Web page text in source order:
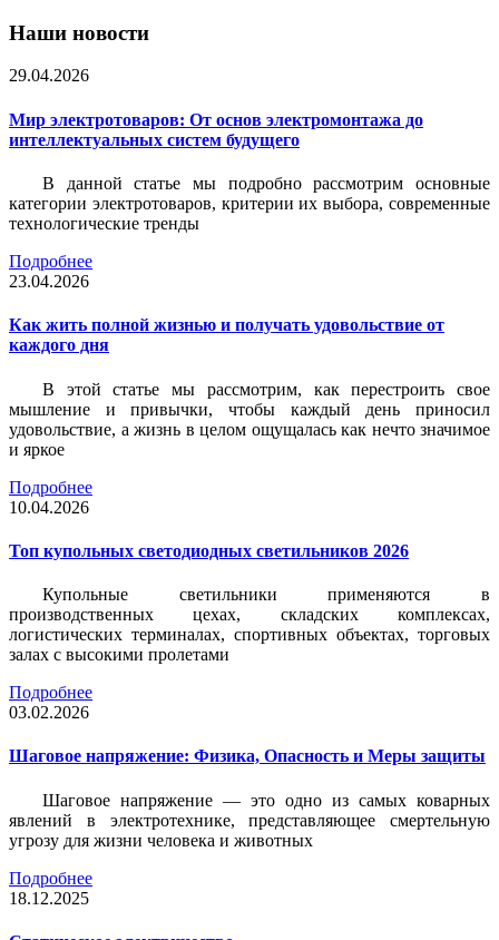
Наши новости
29.04.2026
Мир электротоваров: От основ электромонтажа до
интеллектуальных систем будущего
В данной статье мы подробно рассмотрим основные
категории электротоваров, критерии их выбора, современные
технологические тренды
Подробнее
23.04.2026
Как жить полной жизнью и получать удовольствие от
каждого дня
В этой статье мы рассмотрим, как перестроить свое
мышление и привычки, чтобы каждый день приносил
удовольствие, а жизнь в целом ощущалась как нечто значимое
и яркое
Подробнее
10.04.2026
Топ купольных светодиодных светильников 2026
Купольные светильники применяются в
производственных цехах, складских комплексах,
логистических терминалах, спортивных объектах, торговых
залах с высокими пролетами
Подробнее
03.02.2026
Шаговое напряжение: Физика, Опасность и Меры защиты
Шаговое напряжение — это одно из самых коварных
явлений в электротехнике, представляющее смертельную
угрозу для жизни человека и животных
Подробнее
18.12.2025